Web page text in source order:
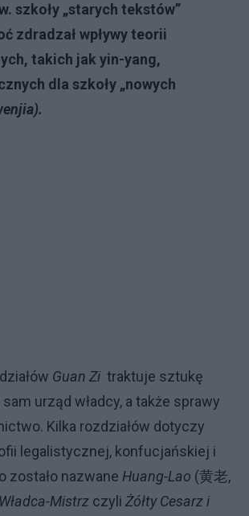
szkoły „starych tekstów”
zdradzał wpływy teorii
takich jak yin-yang,
dla szkoły „nowych
Guan Zi traktuje sztukę
urząd władcy, a także sprawy
Kilka rozdziałów dotyczy
legalistycznej, konfucjańskiej i
zostało nazwane Huang-Lao (黄老,
Władca-Mistrz czyli Żółty Cesarz i